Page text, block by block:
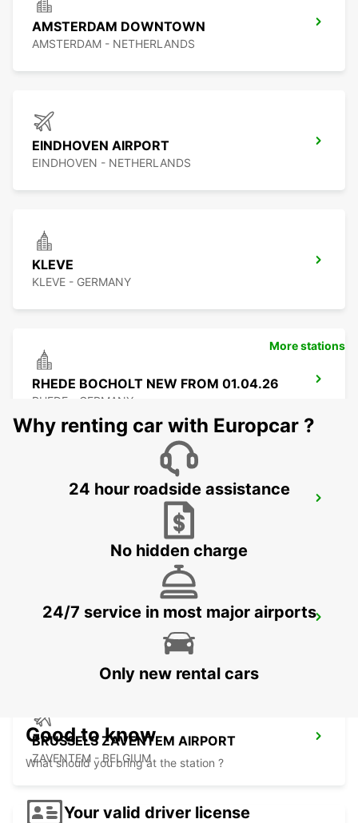
AMSTERDAM DOWNTOWN
AMSTERDAM - NETHERLANDS
EINDHOVEN AIRPORT
EINDHOVEN - NETHERLANDS
KLEVE
KLEVE - GERMANY
RHEDE BOCHOLT NEW FROM 01.04.26
RHEDE - GERMANY
HASSELT SWINNEN
BRUSSELS ZAVENTEM AIRPORT
ZAVENTEM - BELGIUM
More stations
Why renting car with Europcar ?
24 hour roadside assistance
No hidden charge
24/7 service in most major airports
Only new rental cars
Good to know
What should you bring at the station ?
Your valid driver license